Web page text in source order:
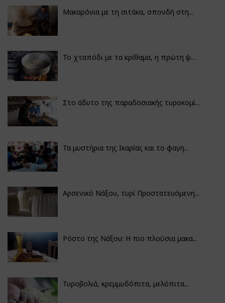
Μακαρόνια με τη σιτάκα, σπονδή στη...
Το χταπόδι με τα κρίθαμα, η πρώτη ψ...
Στο άδυτο της παραδοσιακής τυροκομί...
Τα μυστήρια της Ικαρίας και το φαγη...
Αρσενικό Νάξου, τυρί Προστατευόμενη...
Ρόστο της Νάξου: Η πιο πλούσια μακα...
Τυροβολιά, κρεμμυδόπιτα, μελόπιτα...